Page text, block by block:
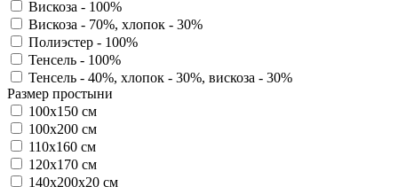
Вискоза - 100%
Вискоза - 70%, хлопок - 30%
Полиэстер - 100%
Тенсель - 100%
Тенсель - 40%, хлопок - 30%, вискоза - 30%
Размер простыни
100х150 см
100х200 см
110х160 см
120х170 см
140х200х20 см